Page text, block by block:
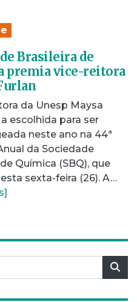
Brasileira de
premia vice-reitora
da Unesp Maysa
escolhida para ser
neste ano na 44ª
da Sociedade
Química (SBQ), que
sexta-feira (26). A…